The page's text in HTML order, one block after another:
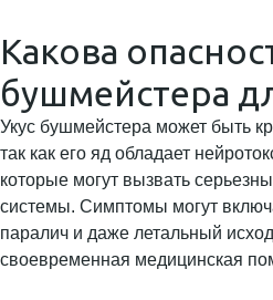
Какова
бушмейстера
Укус бушмейстера может быть
так как его яд обладает
которые могут вызвать
системы. Симптомы могут
паралич и даже летальный
своевременная медицинская